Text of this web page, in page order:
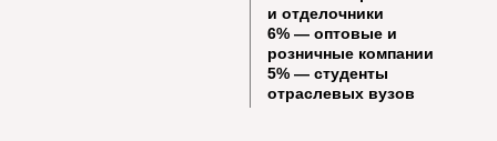
и отделочники
6% — оптовые и
розничные компании
5% — студенты
отраслевых вузов